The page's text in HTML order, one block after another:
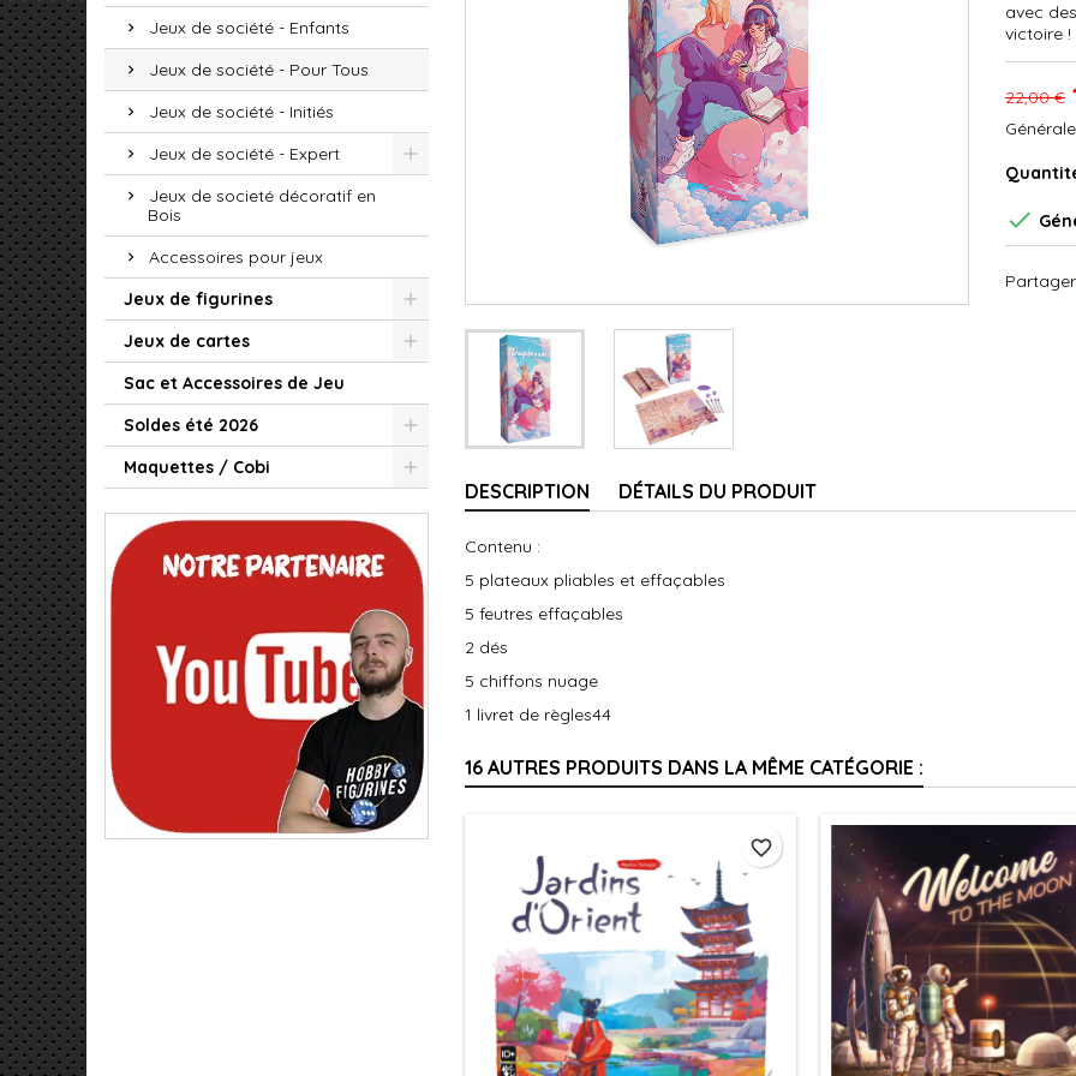
Jeux de société - Enfants
Jeux de société - Pour Tous
Jeux de société - Initiés
Jeux de société - Expert
Jeux de societé décoratif en
Bois
Accessoires pour jeux
Jeux de figurines
Jeux de cartes
Sac et Accessoires de Jeu
Soldes été 2026
Maquettes / Cobi
avec
victoire !
22,00 €

Partager
DESCRIPTION DÉTAILS DU PRODUIT
Contenu :
5 plateaux pliables et effaçables
5 feutres effaçables
2 dés
5 chiffons nuage
1 livret de règles44
16 AUTRES PRODUITS DANS LA MÊME CATÉGORIE :
favorite_border